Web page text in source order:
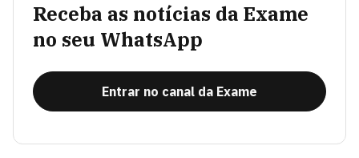
Receba as notícias da Exame
no seu WhatsApp
Entrar no canal da Exame